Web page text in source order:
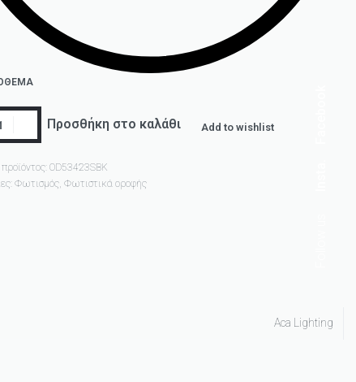
Προσθήκη στο καλάθι Add to wishlist
OD53423SBK
Φωτισμός, Φωτιστικά οροφής
Aca Lighting